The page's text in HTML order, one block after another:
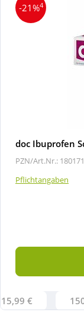
-21%4
doc Ibuprofen
PZN/Art.Nr.:
Pflichtangaben
€